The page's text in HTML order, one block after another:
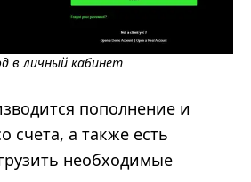
в личный кабинет
пополнение и
счета, а также есть
необходимые